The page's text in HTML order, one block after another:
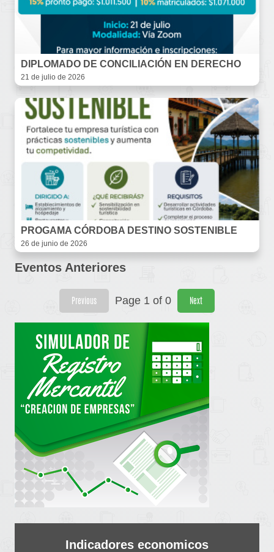
DIPLOMADO DE CONCILIACIÓN EN DERECHO
21 de julio de 2026
PROGAMA CÓRDOBA DESTINO SOSTENIBLE
26 de junio de 2026
Eventos Anteriores
Previous Page 1 of 0 Next
Indicadores economicos